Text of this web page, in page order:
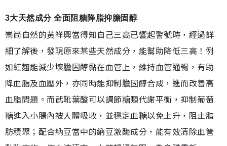
3大天然成分 全面阻糖降脂抑膽固醇
崇尚自然的黃祥興當得知自己三高已響起警號時，經過詳
細了解後，發現原來某些天然成分，能幫助降低三高！例
如紅麴能減少壞膽固醇黏在血管上，維持血管通暢，有助
降血脂及血壓外，亦同時能抑制膽固醇合成，進而改善高
血脂問題。而武靴葉酸可以調節糖類代謝平衡，抑制葡萄
糖進入小腸內被人體吸收，並穩定血糖以免上升，阻止脂
肪積聚；配合納豆當中的納豆激酶成分，能有效清除血管